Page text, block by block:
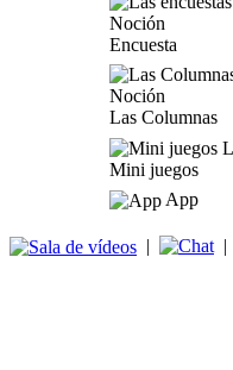
Encuesta
Las Columnas
Mini juegos
App
| |